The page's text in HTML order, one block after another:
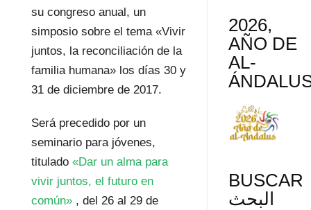
su congreso anual, un
simposio sobre el tema «Vivir
juntos, la reconciliación de la
familia humana» los días 30 y
31 de diciembre de 2017.
Será precedido por un
seminario para jóvenes,
titulado «Dar un alma para
vivir juntos, el futuro en
común», del 26 al 29 de
2026,
AÑO DE
AL-
BUSCAR
البحث